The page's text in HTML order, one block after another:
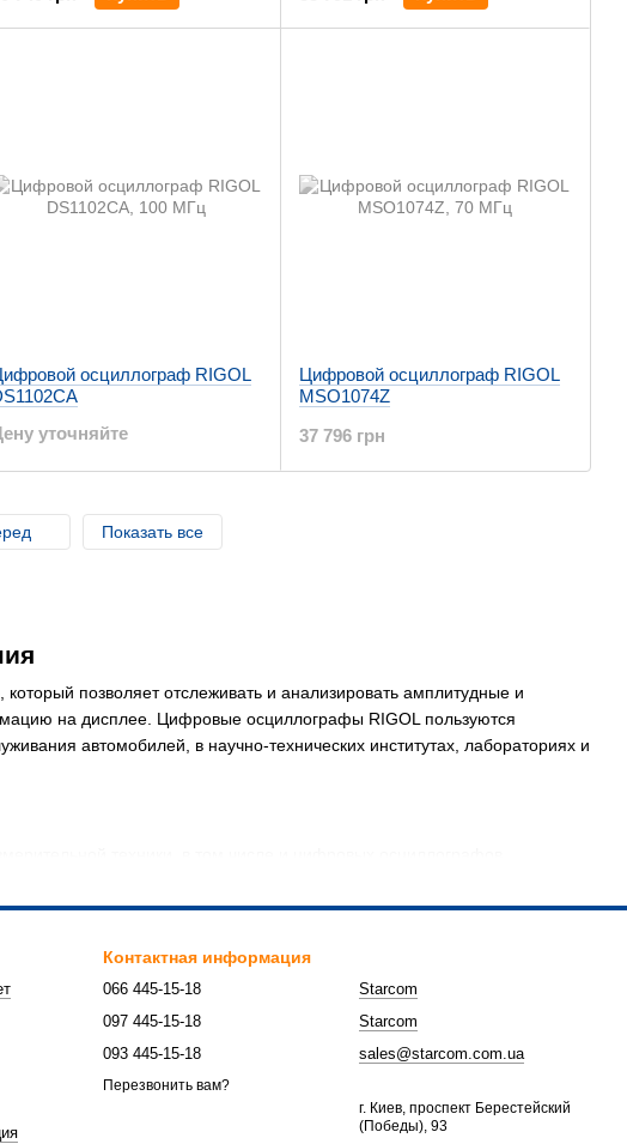
позволяет отслеживать и анализировать амплитудные и
на дисплее. Цифровые осциллографы RIGOL пользуются
автомобилей, в научно-технических институтах, лабораториях и
к ПК или принтеру.
RIGOL
того, можно выделить следующие положительные характеристики
осциллограф RIGOL
уточняйте
Цифровой осциллограф RIGOL
MSO1074Z
37 796 грн
Показать все
Контактная информация
066 445-15-18
097 445-15-18
093 445-15-18
Перезвонить вам?
Starcom
Starcom
sales@starcom.com.ua
г. Киев, проспект Берестейский
(Победы), 93